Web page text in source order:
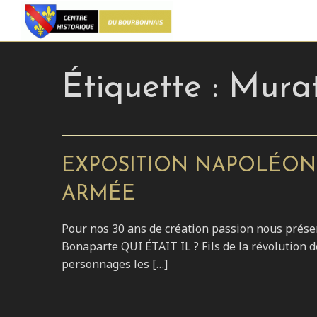
Étiquette :
EXPOSITION
ARMÉE
Pour nos 30 ans de création passion nous
Bonaparte QUI ÉTAIT IL ? Fils de la révolution
personnages les […]